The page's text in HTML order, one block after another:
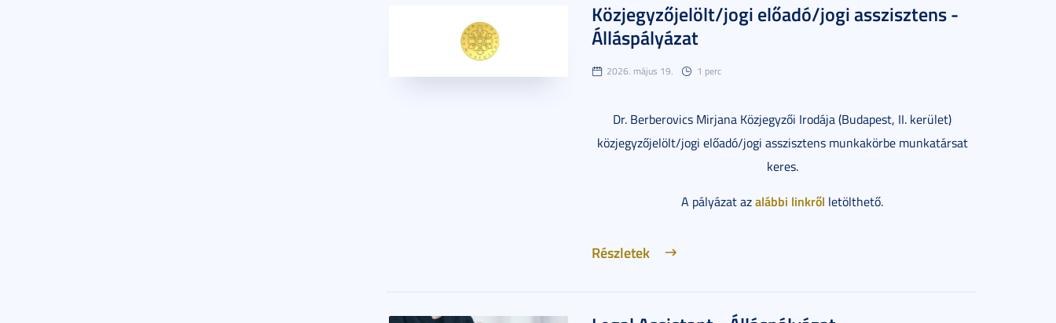
Közjegyzőjelölt/jogi előadó/jogi asszisztens -
Álláspályázat
2026. május 19. 1 perc
Dr. Berberovics Mirjana Közjegyzői Irodája (Budapest, II. kerület)
közjegyzőjelölt/jogi előadó/jogi asszisztens munkakörbe munkatársat
keres.
A pályázat azalábbi linkről letölthető.
Részletek